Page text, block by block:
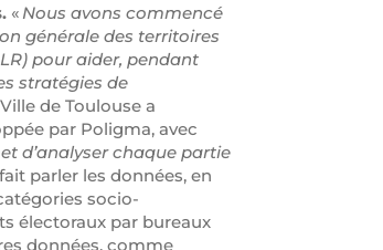
« Nous avons commencé
générale des territoires
pour aider, pendant
stratégies de
de Toulouse a
par Poligma, avec
d’analyser chaque partie
parler les données, en
socio-
électoraux par bureaux
données, comme